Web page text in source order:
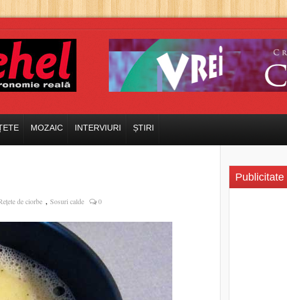
MOZAIC INTERVIURI ȘTIRI
de ciorbe , Sosuri calde 0
Publicitate